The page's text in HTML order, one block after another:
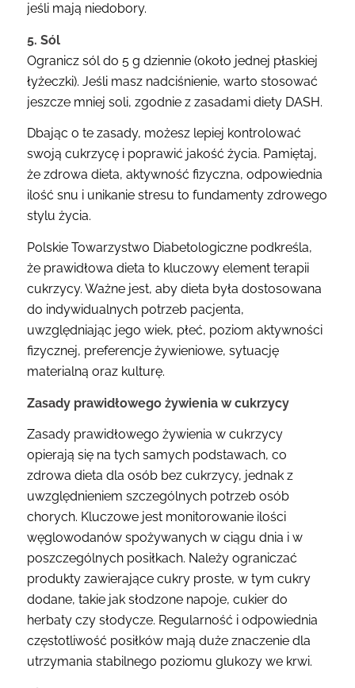
jeśli mają niedobory.
5. Sól
Ogranicz sól do 5 g dziennie (około jednej płaskiej
łyżeczki). Jeśli masz nadciśnienie, warto stosować
jeszcze mniej soli, zgodnie z zasadami diety DASH.
Dbając o te zasady, możesz lepiej kontrolować
swoją cukrzycę i poprawić jakość życia. Pamiętaj,
że zdrowa dieta, aktywność fizyczna, odpowiednia
ilość snu i unikanie stresu to fundamenty zdrowego
stylu życia.
Polskie Towarzystwo Diabetologiczne podkreśla,
że prawidłowa dieta to kluczowy element terapii
cukrzycy. Ważne jest, aby dieta była dostosowana
do indywidualnych potrzeb pacjenta,
uwzględniając jego wiek, płeć, poziom aktywności
fizycznej, preferencje żywieniowe, sytuację
materialną oraz kulturę.
Zasady prawidłowego żywienia w cukrzycy
Zasady prawidłowego żywienia w cukrzycy
opierają się na tych samych podstawach, co
zdrowa dieta dla osób bez cukrzycy, jednak z
uwzględnieniem szczególnych potrzeb osób
chorych. Kluczowe jest monitorowanie ilości
węglowodanów spożywanych w ciągu dnia i w
poszczególnych posiłkach. Należy ograniczać
produkty zawierające cukry proste, w tym cukry
dodane, takie jak słodzone napoje, cukier do
herbaty czy słodycze. Regularność i odpowiednia
częstotliwość posiłków mają duże znaczenie dla
utrzymania stabilnego poziomu glukozy we krwi.